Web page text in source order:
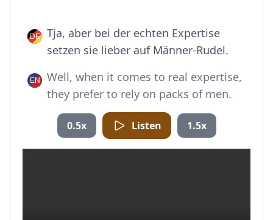
Tja, aber bei der echten Expertise
setzen sie lieber auf Männer-Rudel.
Well, when it comes to real expertise,
they prefer to rely on packs of men.
0.5x Listen 1.5x